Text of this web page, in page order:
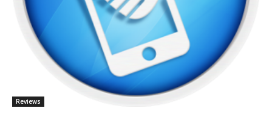
Reviews